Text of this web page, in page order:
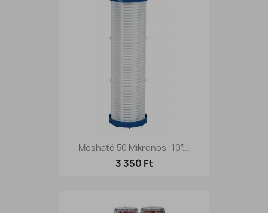
Mosható 50 Mikronos- 10”...
3 350 Ft